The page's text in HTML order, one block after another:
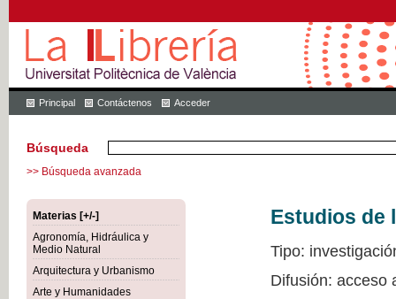
Principal Contáctenos Acceder
Búsqueda
>> Búsqueda avanzada
Materias [+/-]
Agronomía, Hidráulica y
Medio Natural
Arquitectura y Urbanismo
Arte y Humanidades
Estudios de
Tipo:
Difusión: acceso